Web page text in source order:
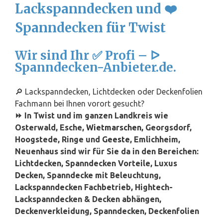
Lackspanndecken und ❤️
Spanndecken für Twist
Wir sind Ihr ✅ Profi – ᐅ
Spanndecken-Anbieter.de.
🔎 Lackspanndecken, Lichtdecken oder Deckenfolien
Fachmann bei Ihnen vorort gesucht?
⏩ In Twist und im ganzen Landkreis wie
Osterwald, Esche, Wietmarschen, Georgsdorf,
Hoogstede, Ringe und Geeste, Emlichheim,
Neuenhaus sind wir für Sie da in den Bereichen:
Lichtdecken, Spanndecken Vorteile, Luxus
Decken, Spanndecke mit Beleuchtung,
Lackspanndecken Fachbetrieb, Hightech-
Lackspanndecken & Decken abhängen,
Deckenverkleidung, Spanndecken, Deckenfolien